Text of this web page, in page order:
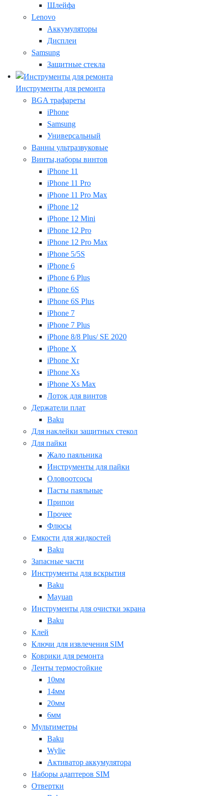
Шлейфа
Lenovo
Аккумуляторы
Дисплеи
Samsung
Защитные стекла
Инструменты для ремонта
BGA трафареты
iPhone
Samsung
Универсальный
Ванны ультразвуковые
Винты,наборы винтов
iPhone 11
iPhone 11 Pro
iPhone 11 Pro Max
iPhone 12
iPhone 12 Mini
iPhone 12 Pro
iPhone 12 Pro Max
iPhone 5/5S
iPhone 6
iPhone 6 Plus
iPhone 6S
iPhone 6S Plus
iPhone 7
iPhone 7 Plus
iPhone 8/8 Plus/ SE 2020
iPhone X
iPhone Xr
iPhone Xs
iPhone Xs Max
Лоток для винтов
Держатели плат
Baku
Для наклейки защитных стекол
Для пайки
Жало паяльника
Инструменты для пайки
Оловоотсосы
Пасты паяльные
Припои
Прочее
Флюсы
Емкости для жидкостей
Baku
Запасные части
Инструменты для вскрытия
Baku
Mayuan
Инструменты для очистки экрана
Baku
Клей
Ключи для извлечения SIM
Коврики для ремонта
Ленты термостойкие
10мм
14мм
20мм
6мм
Мультиметры
Baku
Wylie
Активатор аккумулятора
Наборы адаптеров SIM
Отвертки